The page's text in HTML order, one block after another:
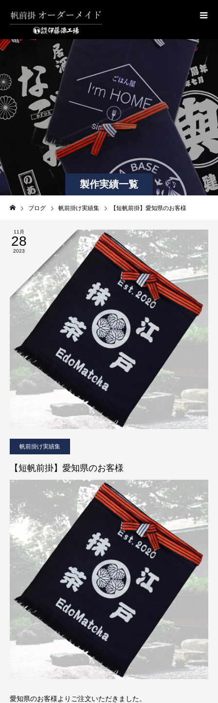
製作実績一覧
ブログ 帆前掛け実績集 【短帆前掛】愛知県のお客様
11月
28
2023
帆前掛け実績集
【短帆前掛】愛知県のお客様
愛知県のお客様よりご注文いただきました。